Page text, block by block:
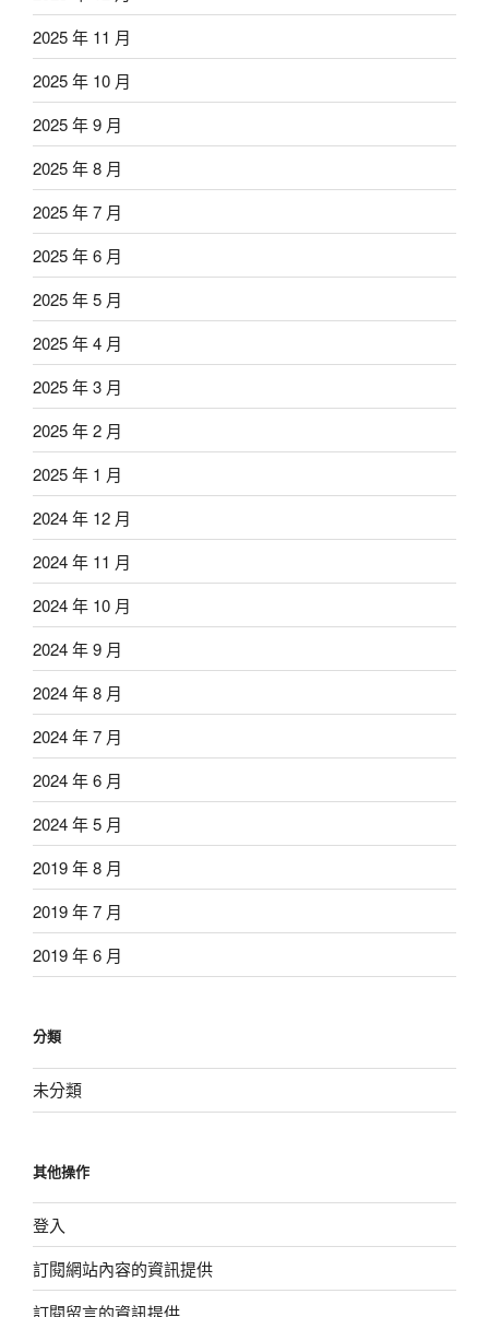
2025 年 11 月
2025 年 10 月
2025 年 9 月
2025 年 8 月
2025 年 7 月
2025 年 6 月
2025 年 5 月
2025 年 4 月
2025 年 3 月
2025 年 2 月
2025 年 1 月
2024 年 12 月
2024 年 11 月
2024 年 10 月
2024 年 9 月
2024 年 8 月
2024 年 7 月
2024 年 6 月
2024 年 5 月
2019 年 8 月
2019 年 7 月
2019 年 6 月
分類
未分類
其他操作
登入
訂閱網站內容的資訊提供
訂閱留言的資訊提供